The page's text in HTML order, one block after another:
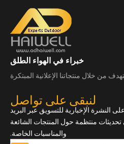
خبراء في الهواء الطلق
من خلال منتجاتنا الإعلانية المبتكرة
لنبقى على تواصل
النشرة الإخبارية للتسويق عبر البريد
منتظمة حول المنتجات الشائعة
والمناسبات الخاصة.